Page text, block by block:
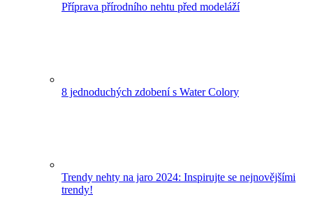
Příprava přírodního nehtu před modeláží
8 jednoduchých zdobení s Water Colory
Trendy nehty na jaro 2024: Inspirujte se nejnovějšími
trendy!